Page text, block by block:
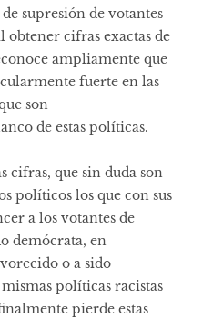
supresión de votantes
obtener cifras exactas de
ampliamente que
fuerte en las
son
de estas políticas.
cifras, que sin duda son
políticos los que con sus
a los votantes de
demócrata, en
o a sido
políticas racistas
pierde estas